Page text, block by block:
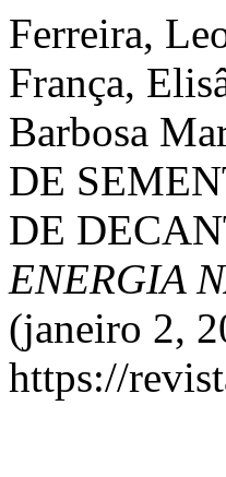
Ferreira,
França,
Barbosa
DE
DE
ENERGIA
(janeiro 2,
https://